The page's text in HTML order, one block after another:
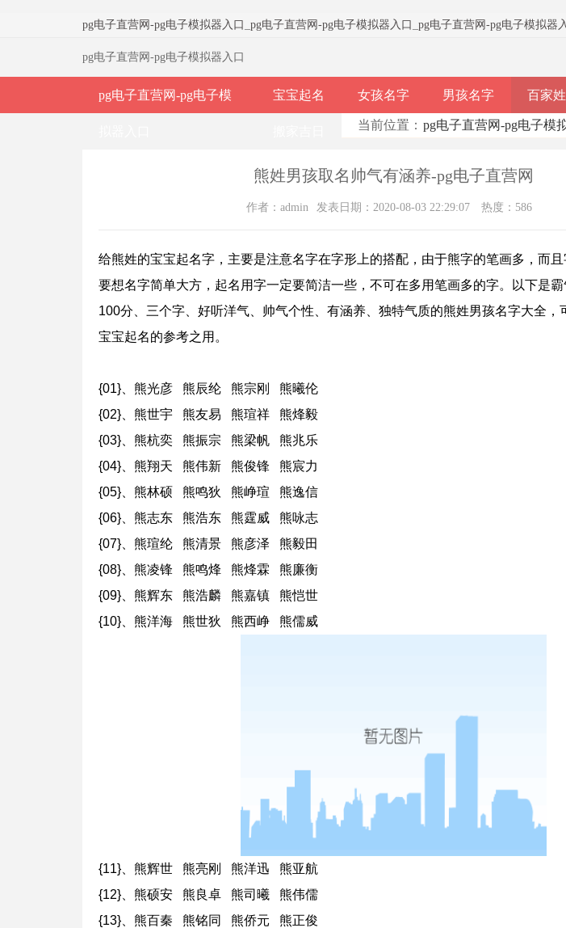
pg电子直营网-pg电子模拟器入口 pg电子直营网-pg电子模拟器入口 pg电子直营网-pg电子模拟器
pg电子直营网-pg电子模拟器入口
pg电子直营网-pg电子模 宝宝起名 女孩名字 男孩名字 百家
当前位置： pg电子直营网-pg电子模
熊姓男孩取名帅气有涵养-pg电子直营网
作者：admin 发表日期：2020-08-03 22:29:07 热度：586
给熊姓的宝宝起名字，主要是注意名字在字形上的搭配，由于熊字的笔画多，而
要想名字简单大方，起名用字一定要简洁一些，不可在多用笔画多的字。以下是
100分、三个字、好听洋气、帅气个性、有涵养、独特气质的熊姓男孩名字大全，
宝宝起名的参考之用。
{01}、熊光彦 熊辰纶 熊宗刚 熊曦伦
{02}、熊世宇 熊友易 熊瑄祥 熊烽毅
{03}、熊杭奕 熊振宗 熊梁帆 熊兆乐
{04}、熊翔天 熊伟新 熊俊锋 熊宸力
{05}、熊林硕 熊鸣狄 熊峥瑄 熊逸信
{06}、熊志东 熊浩东 熊霆威 熊咏志
{07}、熊瑄纶 熊清景 熊彦泽 熊毅田
{08}、熊凌锋 熊鸣烽 熊烽霖 熊廉衡
{09}、熊辉东 熊浩麟 熊嘉镇 熊恺世
{10}、熊洋海 熊世狄 熊西峥 熊儒威
{11}、熊辉世 熊亮刚 熊洋迅 熊亚航
{12}、熊硕安 熊良卓 熊司曦 熊伟儒
{13}、熊百秦 熊铭同 熊侨元 熊正俊